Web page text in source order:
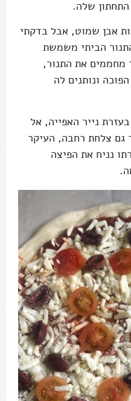
שלה.
אבן שמוט, אבל בדקתי
הביתי משמשת
מחממים את התנור,
ונותנים לה
נייר האפייה, אל
גם צלחת רחבה, העיקר
נניח את הפיצה